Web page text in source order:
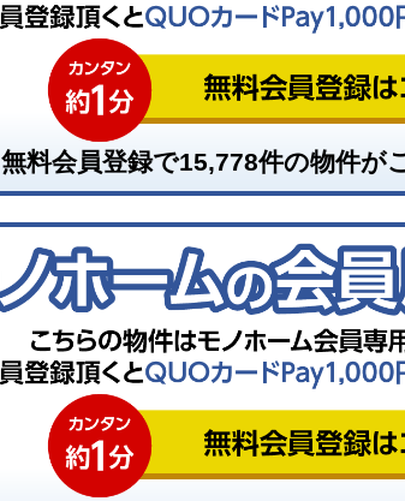
無料会員登録で15,778件の物件が